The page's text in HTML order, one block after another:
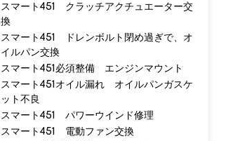
スマート451 クラッチアクチュエーター交
換
スマート451 ドレンボルト閉め過ぎで、オ
イルパン交換
スマート451必須整備 エンジンマウント
スマート451オイル漏れ オイルパンガスケ
ット不良
スマート451 パワーウインド修理
スマート451 電動ファン交換